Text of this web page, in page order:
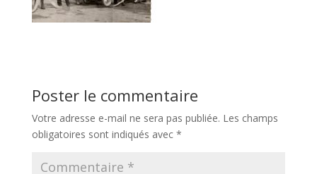
Poster le commentaire
Votre adresse e-mail ne sera pas publiée. Les champs
obligatoires sont indiqués avec *